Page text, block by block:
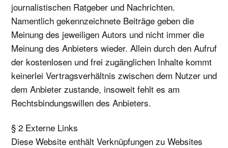
journalistischen Ratgeber und Nachrichten.
Namentlich gekennzeichnete Beiträge geben die
Meinung des jeweiligen Autors und nicht immer die
Meinung des Anbieters wieder. Allein durch den Aufruf
der kostenlosen und frei zugänglichen Inhalte kommt
keinerlei Vertragsverhältnis zwischen dem Nutzer und
dem Anbieter zustande, insoweit fehlt es am
Rechtsbindungswillen des Anbieters.
§ 2 Externe Links
Diese Website enthält Verknüpfungen zu Websites